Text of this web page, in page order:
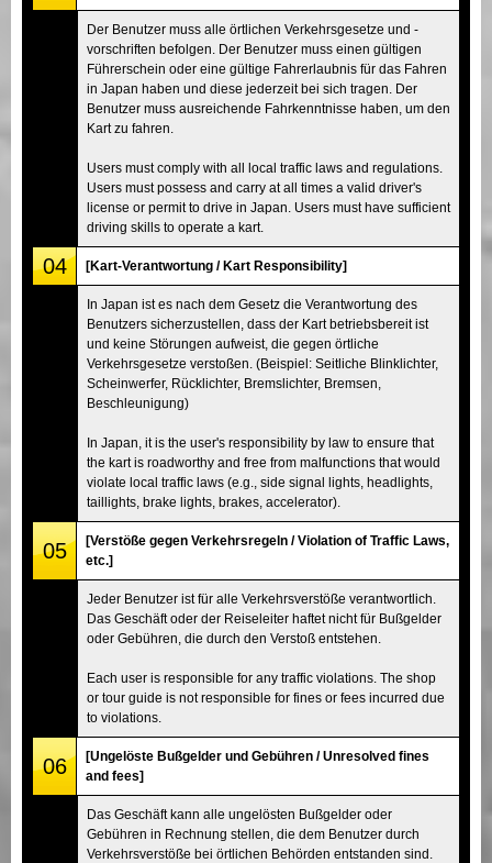
Der Benutzer muss alle örtlichen Verkehrsgesetze und -
vorschriften befolgen. Der Benutzer muss einen gültigen
Führerschein oder eine gültige Fahrerlaubnis für das Fahren
in Japan haben und diese jederzeit bei sich tragen. Der
Benutzer muss ausreichende Fahrkenntnisse haben, um den
Kart zu fahren.
Users must comply with all local traffic laws and regulations.
Users must possess and carry at all times a valid driver's
license or permit to drive in Japan. Users must have sufficient
driving skills to operate a kart.
04 [Kart-Verantwortung / Kart Responsibility]
In Japan ist es nach dem Gesetz die Verantwortung des
Benutzers sicherzustellen, dass der Kart betriebsbereit ist
und keine Störungen aufweist, die gegen örtliche
Verkehrsgesetze verstoßen. (Beispiel: Seitliche Blinklichter,
Scheinwerfer, Rücklichter, Bremslichter, Bremsen,
Beschleunigung)
In Japan, it is the user's responsibility by law to ensure that
the kart is roadworthy and free from malfunctions that would
violate local traffic laws (e.g., side signal lights, headlights,
taillights, brake lights, brakes, accelerator).
05
[Verstöße gegen Verkehrsregeln / Violation of Traffic Laws,
etc.]
Jeder Benutzer ist für alle Verkehrsverstöße verantwortlich.
Das Geschäft oder der Reiseleiter haftet nicht für Bußgelder
oder Gebühren, die durch den Verstoß entstehen.
Each user is responsible for any traffic violations. The shop
or tour guide is not responsible for fines or fees incurred due
to violations.
06
[Ungelöste Bußgelder und Gebühren / Unresolved fines
and fees]
Das Geschäft kann alle ungelösten Bußgelder oder
Gebühren in Rechnung stellen, die dem Benutzer durch
Verkehrsverstöße bei örtlichen Behörden entstanden sind.